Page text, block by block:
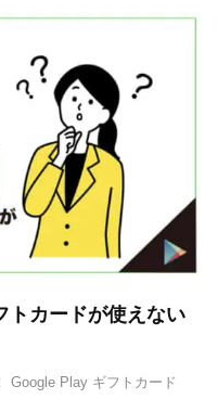
カードが使えない
Google Play ギフトカード